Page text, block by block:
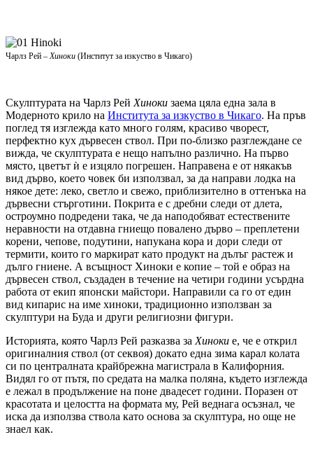
Чарлз Рей –Хиноки (Институт за изкуство в Чикаго)
Скулптурата на Чарлз Рей Хиноки заема цяла една зала в
Модерното крило на Института за изкуство в Чикаго. На пръв
поглед тя изглежда като много голям, красиво чворест,
перфектно кух дървесен ствол. При по-близко разглеждане се
вижда, че скулптурата е нещо напълно различно. На първо
място, цветът ѝ е изцяло погрешен. Направена е от някакъв
вид дърво, което човек би използвал, за да направи лодка на
някое дете: леко, светло и свежо, приблизително в оттенъка на
дървесни стърготини. Покрита е с дребни следи от длета,
остроумно подредени така, че да наподобяват естествените
неравности на отдавна гниещо повалено дърво – преплетени
корени, чепове, подутини, напукана кора и дори следи от
термити, които го маркират като продукт на дълъг растеж и
дълго гниене. А всъщност Хиноки е копие – той е образ на
дървесен ствол, създаден в течение на четири години усърдна
работа от екип японски майстори. Направили са го от един
вид кипарис на име хиноки, традиционно използван за
скулптури на Буда и други религиозни фигури.
Историята, която Чарлз Рей разказва за Хиноки е, че е открил
оригиналния ствол (от секвоя) докато една зима карал колата
си по централната крайбрежна магистрала в Калифорния.
Видял го от пътя, по средата на малка поляна, където изглежда
е лежал в продължение на поне двадесет години. Поразен от
красотата и целостта на формата му, Рей веднага осъзнал, че
иска да използва ствола като основа за скулптура, но още не
знаел как.